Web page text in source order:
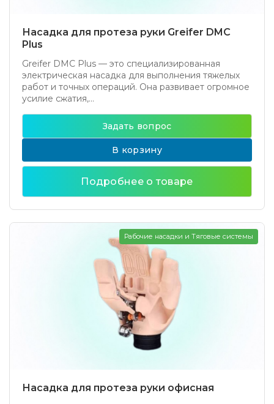
Насадка для протеза руки Greifer DMC
Plus
Greifer DMC Plus — это специализированная
электрическая насадка для выполнения тяжелых
работ и точных операций. Она развивает огромное
усилие сжатия,...
Задать вопрос
В корзину
Подробнее о товаре
Насадка для протеза руки офисная
Рабочие насадки и Тяговые системы